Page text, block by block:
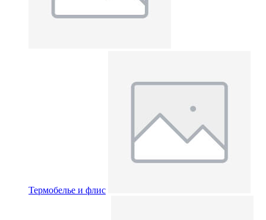
Термобелье и флис